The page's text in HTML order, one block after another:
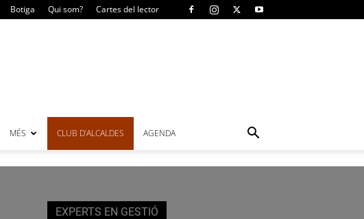
Botiga Qui som? Cartes del lector
MÉS CLUB D’ALCALDES AGENDA
EXPERTS EN GESTIÓ